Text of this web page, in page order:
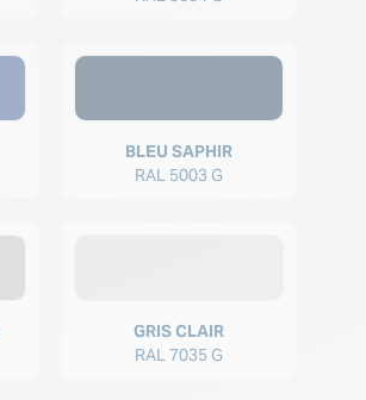
BLEU SAPHIR
RAL 5003 G
GRIS CLAIR
RAL 7035 G